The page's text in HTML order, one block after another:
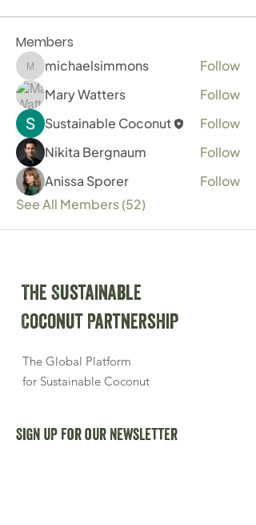
Members
michaelsimmons
michaelsimmons
Follow
Mary Watters
Follow
Sustainable Coconut
Follow
Nikita Bergnaum
Follow
Anissa Sporer
Follow
See All Members (52)
The Sustainable
Coconut Partnership
The Global Platform
for Sustainable Coconut
Sign up for our newsletter